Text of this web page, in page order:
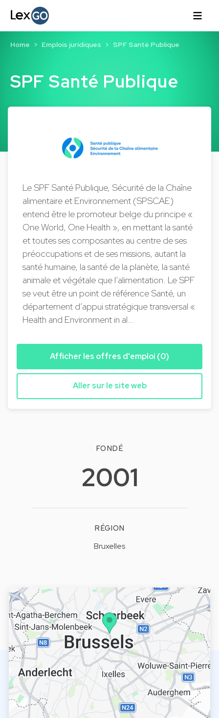
SPF Santé Publique
Home Emplois juridiques SPF Santé Publique
Le SPF Santé Publique, Sécurité de la Chaîne
alimentaire et Environnement (SPSCAE)
entend être le promoteur belge du principe «
One World, One Health », en mettant la santé
et toutes ses composantes au centre de ses
préoccupations et de ses missions, autant la
santé humaine, la santé de la planète, la santé
animale et végétale que l’alimentation. Le SPF
se veut être un point de référence Santé, un
département d’appui stratégique transversal «
Health and Environment in al…
Afficher les offres d'emploi (0)
Aller sur le site web
FONDÉ
2001
RÉGION
Bruxelles